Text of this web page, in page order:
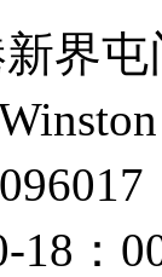
界
18：